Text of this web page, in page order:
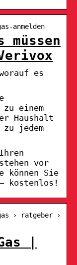
anmelden
müssen
es
einem
Haushalt
jedem
vor
können Sie
kostenlos!
› ratgeber ›
|